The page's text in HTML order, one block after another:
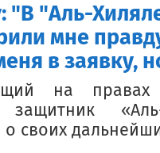
"В "Аль-
мне
в заявку,
на
защитник
о своих